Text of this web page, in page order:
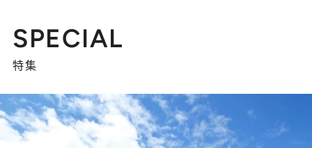
SPECIAL
特集